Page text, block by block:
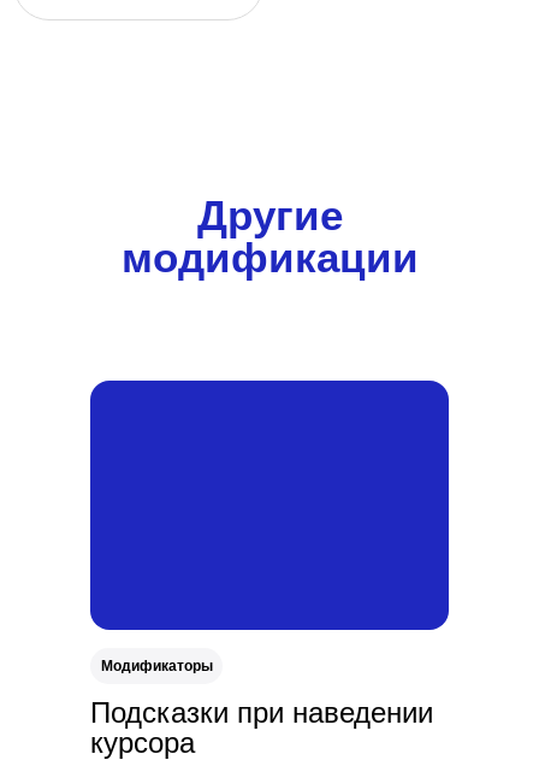
Другие
модификации
Подсказки при наведении
курсора
Модификаторы